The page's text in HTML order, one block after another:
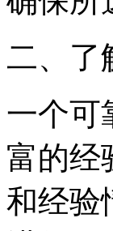
二、了
一个可
富的经
和经验